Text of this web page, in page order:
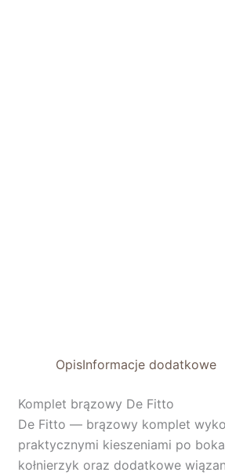
OpisInformacje dodatkowe
Komplet brązowy De Fitto
De Fitto — brązowy komplet
praktycznymi kieszeniami po
kołnierzyk oraz dodatkowe